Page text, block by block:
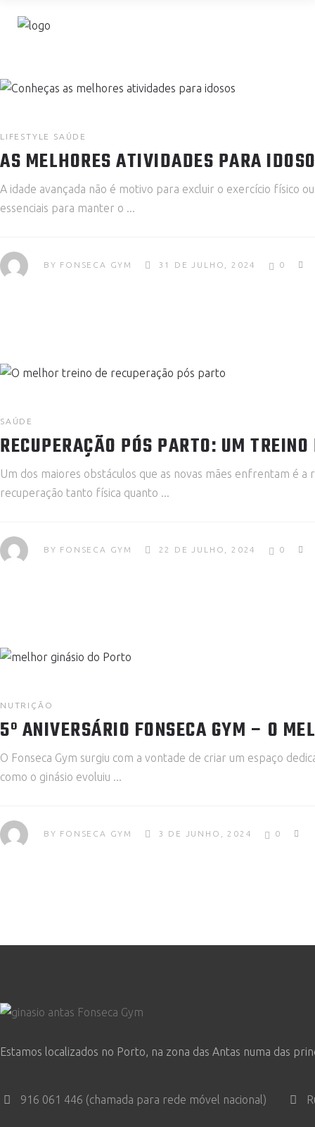
LIFESTYLE SAÚDE
AS MELHORES ATIVIDADES PARA
A idade avançada não é motivo para excluir o exercício físico
essenciais para manter o
BY FONSECA GYM 31 DE JULHO, 2024 0
SAÚDE
RECUPERAÇÃO PÓS PARTO: UM
Um dos maiores obstáculos que as novas mães enfrentam é
recuperação tanto física quanto
BY FONSECA GYM 22 DE JULHO, 2024 0
NUTRIÇÃO
5º ANIVERSÁRIO FONSECA GYM – O
O Fonseca Gym surgiu com a vontade de criar um espaço
como o ginásio evoluiu
BY FONSECA GYM 3 DE JUNHO, 2024 0
Estamos localizados no Porto, na zona das Antas numa das
916 061 446 (chamada para rede móvel nacional)